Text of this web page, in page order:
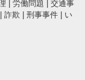
労働問題
交通事
詐欺 刑事事件
い